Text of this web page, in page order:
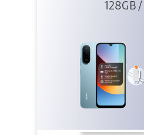
Azul +
128GB /